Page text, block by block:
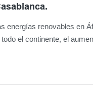
energías renovables en
el continente, el